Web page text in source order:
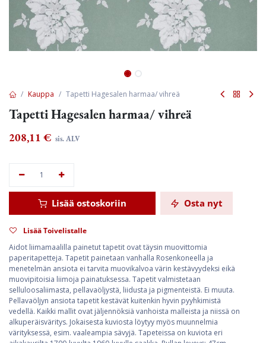
Kauppa Tapetti Hagesalen harmaa/ vihreä
Tapetti Hagesalen harmaa/ vihreä
208,11 € sis. ALV
Lisää ostoskoriin Osta nyt
Lisää Toivelistalle
Aidot liimamaalilla painetut tapetit ovat täysin muovittomia
paperitapetteja. Tapetit painetaan vanhalla Rosenkoneella ja
menetelmän ansiota ei tarvita muovikalvoa värin kestävyydeksi eikä
muovipitoisia liimoja painatuksessa. Tapetit valmistetaan
selluloosaliimasta, pellavaöljystä, liidusta ja pigmenteistä. Ei muuta.
Pellavaöljyn ansiota tapetit kestävät kuitenkin hyvin pyyhkimistä
vedellä. Kaikki mallit ovat jäljennöksiä vanhoista malleista ja niissä on
alkuperäisväritys. Jokaisesta kuviosta löytyy myös muunnelmia
värityksessä, esim. vaaleampia sävyjä. Tapeteissa on kuviota eri